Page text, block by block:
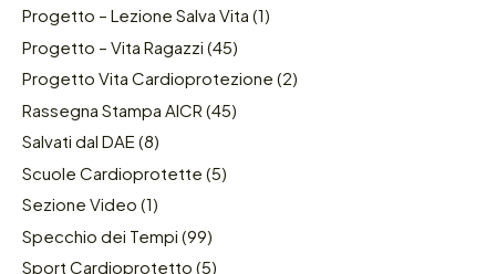
Progetto – Lezione Salva Vita (1)
Progetto – Vita Ragazzi (45)
Progetto Vita Cardioprotezione (2)
Rassegna Stampa AICR (45)
Salvati dal DAE (8)
Scuole Cardioprotette (5)
Sezione Video (1)
Specchio dei Tempi (99)
Sport Cardioprotetto (5)